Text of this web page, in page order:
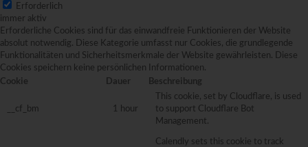
Erforderlich
immer aktiv
Erforderliche Cookies sind für das einwandfreie Funktionieren der Website
absolut notwendig. Diese Kategorie umfasst nur Cookies, die grundlegende
Funktionalitäten und Sicherheitsmerkmale der Website gewährleisten. Diese
Cookies speichern keine persönlichen Informationen.
Cookie Dauer Beschreibung
__cf_bm 1 hour
This cookie, set by Cloudflare, is used
to support Cloudflare Bot
Management.
Calendly sets this cookie to track